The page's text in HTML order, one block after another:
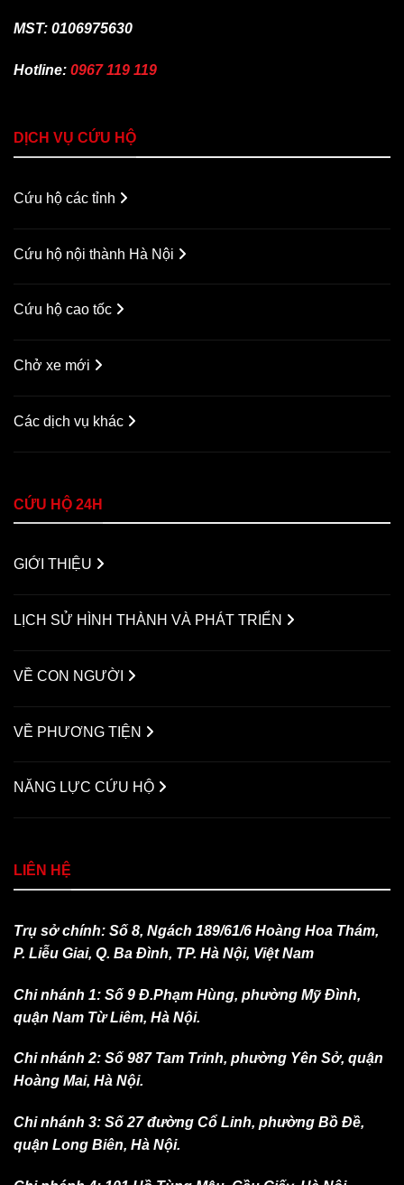
MST: 0106975630
Hotline: 0967 119 119
DỊCH VỤ CỨU HỘ
Cứu hộ các tỉnh
Cứu hộ nội thành Hà Nội
Cứu hộ cao tốc
Chở xe mới
Các dịch vụ khác
CỨU HỘ 24H
GIỚI THIỆU
LỊCH SỬ HÌNH THÀNH VÀ PHÁT TRIỂN
VỀ CON NGƯỜI
VỀ PHƯƠNG TIỆN
NĂNG LỰC CỨU HỘ
LIÊN HỆ
Trụ sở chính: Số 8, Ngách 189/61/6 Hoàng Hoa Thám,
P. Liễu Giai, Q. Ba Đình, TP. Hà Nội, Việt Nam
Chi nhánh 1: Số 9 Đ.Phạm Hùng, phường Mỹ Đình,
quận Nam Từ Liêm, Hà Nội.
Chi nhánh 2: Số 987 Tam Trinh, phường Yên Sở, quận
Hoàng Mai, Hà Nội.
Chi nhánh 3: Số 27 đường Cổ Linh, phường Bồ Đề,
quận Long Biên, Hà Nội.